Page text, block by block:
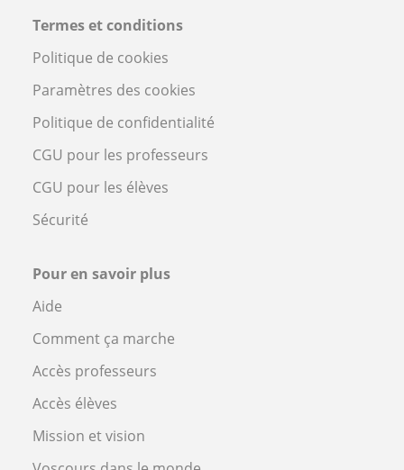
Termes et conditions
Politique de cookies
Paramètres des cookies
Politique de confidentialité
CGU pour les professeurs
CGU pour les élèves
Sécurité
Pour en savoir plus
Aide
Comment ça marche
Accès professeurs
Accès élèves
Mission et vision